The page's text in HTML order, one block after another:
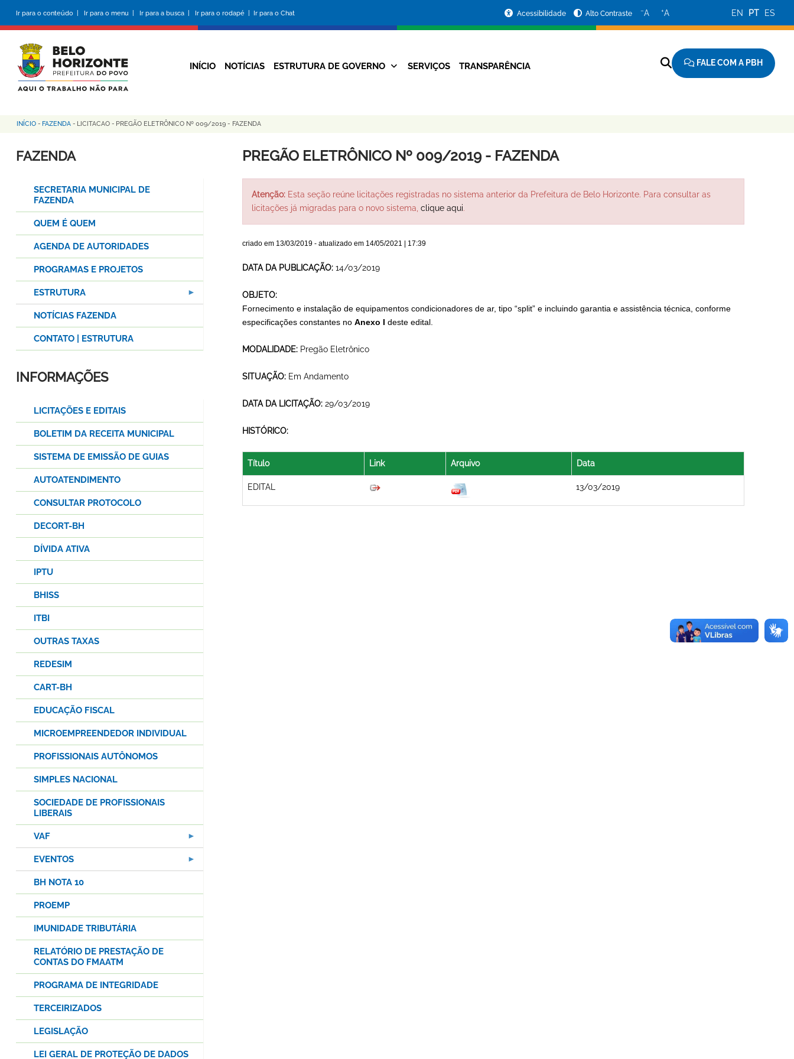
conteúdo
principal
Ir para o conteúdo | Ir para o menu | Ir para a busca | Ir para o rodapé | Ir para o Chat
da
Prefeitura
Acessibilidade Alto Contraste −A +A EN PT ES
Navegação
INÍCIO NOTÍCIAS ESTRUTURA DE GOVERNO SERVIÇOS TRANSPARÊNCIA FALE COM A PBH
Trilha
de
INÍCIO - FAZENDA - LICITACAO - PREGÃO ELETRÔNICO Nº 009/2019 - FAZENDA
PREGÃO ELETRÔNICO Nº 009/2019 - FAZENDA
Atenção:Esta seção reúne licitações registradas no sistema anterior da Prefeitura de Belo Horizonte. Para consultar as
licitações já migradas para o novo sistema, clique aqui.
criado em 13/03/2019- atualizado em 14/05/2021 | 17:39
DATA DA PUBLICAÇÃO: 14/03/2019
OBJETO:
Fornecimento e instalação de equipamentos condicionadores de ar, tipo “split” e incluindo garantia e assistência técnica, conforme
especificações constantes no Anexo I deste edital.
MODALIDADE: Pregão Eletrônico
SITUAÇÃO: Em Andamento
DATA DA LICITAÇÃO: 29/03/2019
HISTÓRICO:
Título Link Arquivo Data
EDITAL 13/03/2019
FAZENDA
SECRETARIA MUNICIPAL DE
FAZENDA
QUEM É QUEM
AGENDA DE AUTORIDADES
PROGRAMAS E PROJETOS
ESTRUTURA
NOTÍCIAS FAZENDA
CONTATO | ESTRUTURA
INFORMAÇÕES
LICITAÇÕES E EDITAIS
BOLETIM DA RECEITA MUNICIPAL
SISTEMA DE EMISSÃO DE GUIAS
AUTOATENDIMENTO
CONSULTAR PROTOCOLO
DECORT-BH
DÍVIDA ATIVA
IPTU
BHISS
ITBI
OUTRAS TAXAS
REDESIM
CART-BH
EDUCAÇÃO FISCAL
MICROEMPREENDEDOR INDIVIDUAL
PROFISSIONAIS AUTÔNOMOS
SIMPLES NACIONAL
SOCIEDADE DE PROFISSIONAIS
LIBERAIS
VAF
EVENTOS
BH NOTA 10
PROEMP
IMUNIDADE TRIBUTÁRIA
RELATÓRIO DE PRESTAÇÃO DE
CONTAS DO FMAATM
PROGRAMA DE INTEGRIDADE
TERCEIRIZADOS
LEGISLAÇÃO
LEI GERAL DE PROTEÇÃO DE DADOS